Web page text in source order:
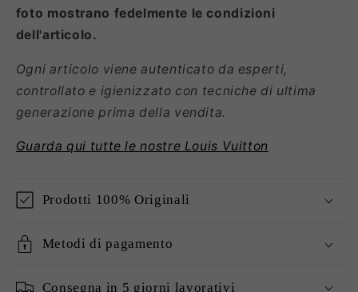
foto mostrano fedelmente le condizioni
dell'articolo.
Ogni articolo viene autenticato da esperti,
controllato e igienizzato con tecniche di ultima
generazione prima della vendita.
Guarda qui tutte le nostre Louis Vuitton
Prodotti 100% Originali
Metodi di pagamento
Consegna in 5 giorni lavorativi